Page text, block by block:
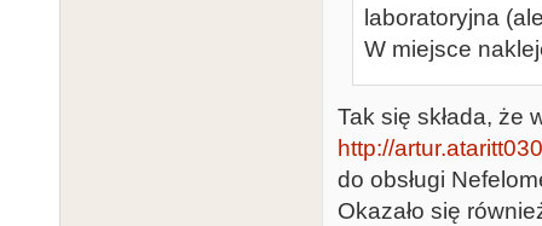
laboratoryjna
W miejsce
Tak się składa, że
http://
do obsługi
Okazało się